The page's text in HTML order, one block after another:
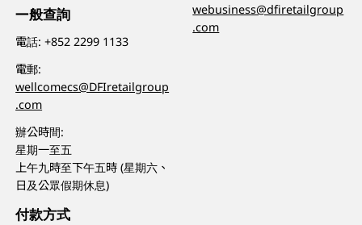
一般查詢
電話:+852 2299 1133
電郵:
wellcomecs@DFIretailgroup
.com
辦公時間:
星期一至五
上午九時至下午五時 (星期六、
日及公眾假期休息)
webusiness@dfiretailgroup
.com
付款方式